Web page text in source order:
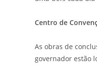
Centro de
As obras de
governador estão